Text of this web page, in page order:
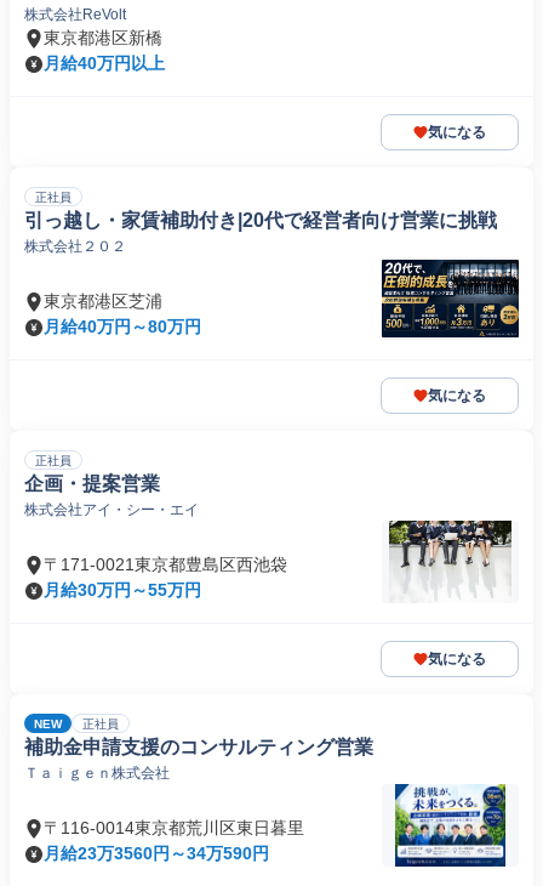
株式会社ReVolt
東京都港区新橋
月給40万円以上
気になる
正社員
引っ越し・家賃補助付き|20代で経営者向け営業に挑戦
株式会社２０２
東京都港区芝浦
月給40万円～80万円
気になる
正社員
企画・提案営業
株式会社アイ・シー・エイ
〒171-0021東京都豊島区西池袋
月給30万円～55万円
気になる
NEW 正社員
補助金申請支援のコンサルティング営業
Ｔａｉｇｅｎ株式会社
〒116-0014東京都荒川区東日暮里
月給23万3560円～34万590円